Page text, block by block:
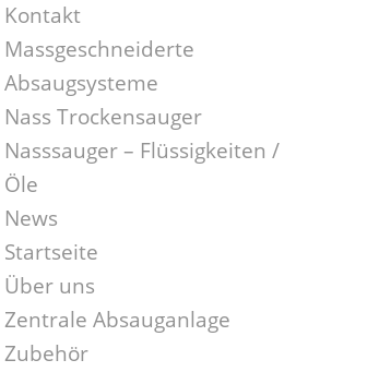
Kontakt
Massgeschneiderte
Absaugsysteme
Nass Trockensauger
Nasssauger – Flüssigkeiten /
Öle
News
Startseite
Über uns
Zentrale Absauganlage
Zubehör